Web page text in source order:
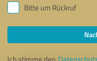
Bitte um Rückruf